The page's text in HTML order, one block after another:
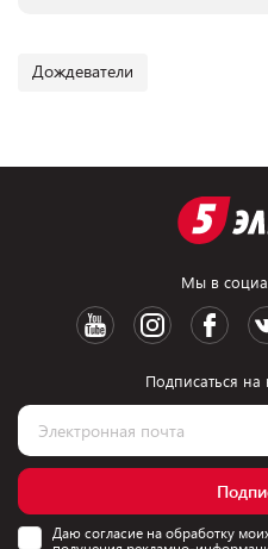
Дождеватели
Мы в
Подписаться
Даю согласие на обработку